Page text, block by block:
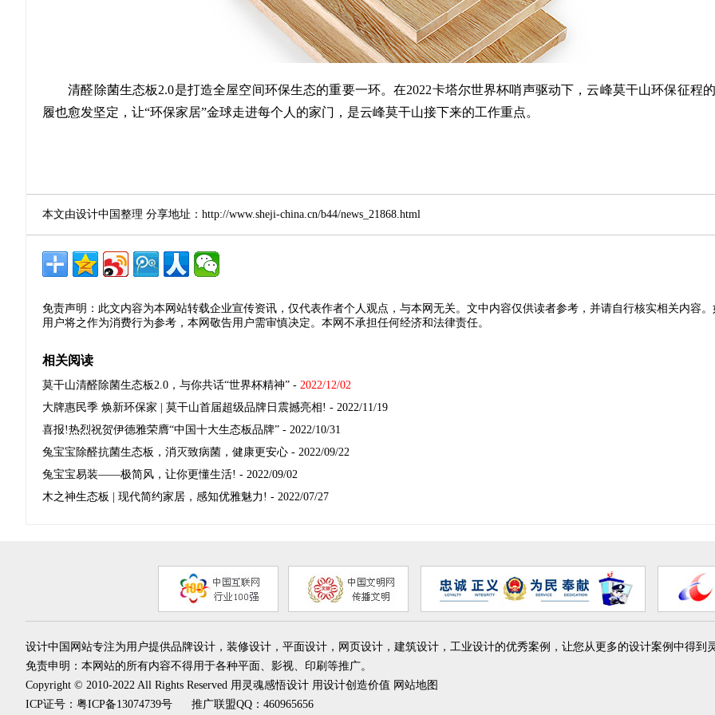
清醛除菌生态板2.0是打造全屋空间环保生态的重要一环。在2022卡塔尔世界杯哨声驱动下，云峰莫干山环保征程
履也愈发坚定，让“环保家居”金球走进每个人的家门，是云峰莫干山接下来的工作重点。
本文由设计中国整理 分享地址：http://www.sheji-china.cn/b44/news_21868.html
免责声明：此文内容为本网站转载企业宣传资讯，仅代表作者个人观点，与本网无关。文中内容仅供读者参考，并请自行核实相关内容。
用户将之作为消费行为参考，本网敬告用户需审慎决定。本网不承担任何经济和法律责任。
相关阅读
莫干山清醛除菌生态板2.0，与你共话“世界杯精神” - 2022/12/02
大牌惠民季 焕新环保家 | 莫干山首届超级品牌日震撼亮相! - 2022/11/19
喜报!热烈祝贺伊德雅荣膺“中国十大生态板品牌” - 2022/10/31
兔宝宝除醛抗菌生态板，消灭致病菌，健康更安心 - 2022/09/22
兔宝宝易装——极简风，让你更懂生活! - 2022/09/02
木之神生态板 | 现代简约家居，感知优雅魅力! - 2022/07/27
设计中国网站专注为用户提供品牌设计，装修设计，平面设计，网页设计，建筑设计，工业设计的优秀案例，让您从更多的设计案例中得到
免责申明：本网站的所有内容不得用于各种平面、影视、印刷等推广。
Copyright © 2010-2022 All Rights Reserved 用灵魂感悟设计 用设计创造价值 网站地图
ICP证号： 粤ICP备13074739号 推广联盟QQ：460965656